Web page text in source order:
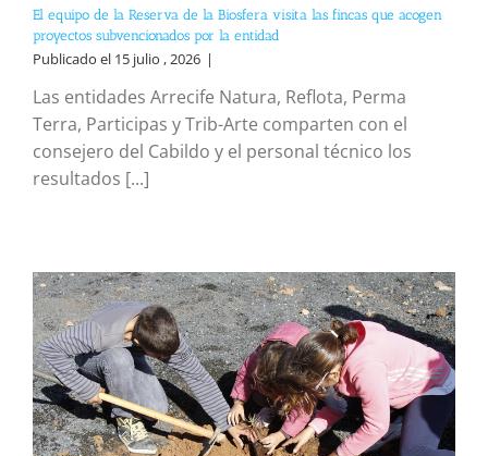
El equipo de la Reserva de la Biosfera visita las fincas que acogen
proyectos subvencionados por la entidad
Publicado el 15 julio , 2026 |
Las entidades Arrecife Natura, Reflota, Perma
Terra, Participas y Trib-Arte comparten con el
consejero del Cabildo y el personal técnico los
resultados [...]